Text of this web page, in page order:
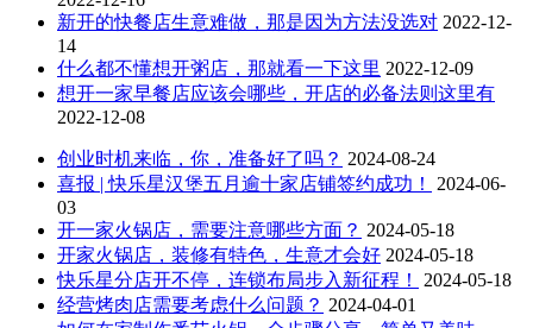
新开的快餐店生意难做，那是因为方法没选对 2022-12-
14
什么都不懂想开粥店，那就看一下这里 2022-12-09
想开一家早餐店应该会哪些，开店的必备法则这里有
2022-12-08
创业时机来临，你，准备好了吗？ 2024-08-24
喜报 | 快乐星汉堡五月逾十家店铺签约成功！
2024-06-
03
开一家火锅店，需要注意哪些方面？ 2024-05-18
开家火锅店，装修有特色，生意才会好 2024-05-18
快乐星分店开不停，连锁布局步入新征程！
2024-05-18
经营烤肉店需要考虑什么问题？ 2024-04-01